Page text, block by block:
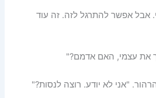
אבל אפשר להתרגל לזה. זה עוד
את עצמי, האם אדמם?"
"אני לא יודע. רוצה לנסות?"